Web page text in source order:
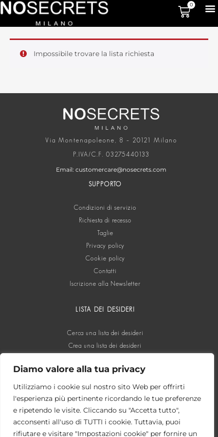
Diamo valore alla tua privacy
Utilizziamo i cookie sul nostro sito Web per offrirti
l'esperienza più pertinente ricordando le tue preferenze
e ripetendo le visite. Cliccando su "Accetta tutto",
acconsenti all'uso di TUTTI i cookie. Tuttavia, puoi
rifiutare e visitare "Impostazioni cookie" per fornire un
0
Impossibile trovare la lista richiesta
Via Montenapoleone, 8 – 20121 Milano
P.IVA/C.F. 03275440133
Email: customercare@nosecrets.com
SUPPORTO
Condizioni di servizio
Richiesta di recesso
Taglie
Privacy policy
Cookie policy
Contatti
Iscrizione alla Newsletter
LISTA DEI DESIDERI
Cerca una lista dei desideri
Crea una lista dei desideri
SOCIAL